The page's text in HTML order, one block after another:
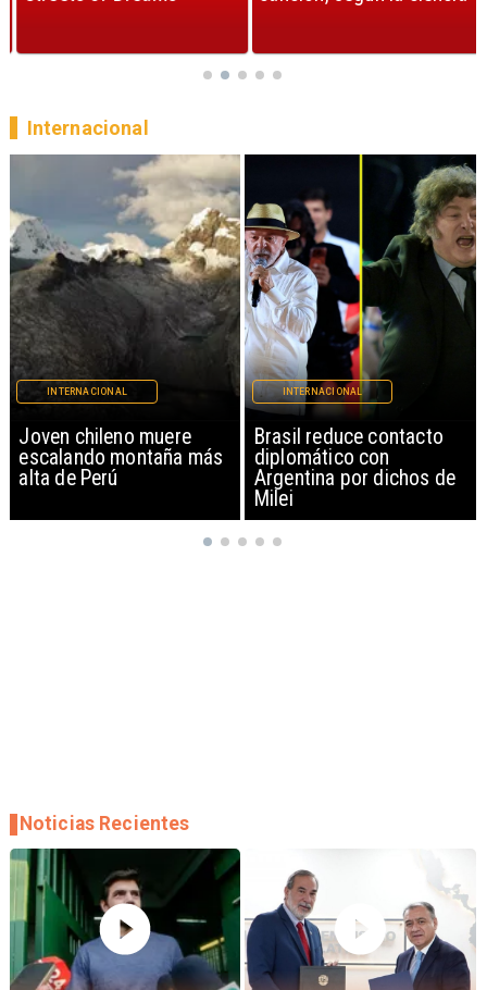
Joven chileno muere
escalando montaña más
alta de Perú
INTERNACIONAL
Brasil reduce contacto
diplomático con
Argentina por dichos de
Milei
INTERNACIONAL
Internacional
Noticias Recientes